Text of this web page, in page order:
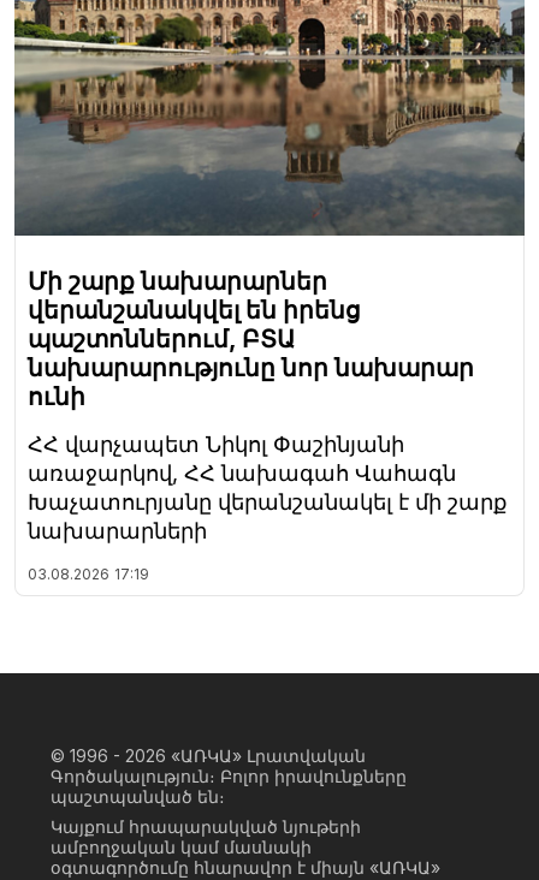
Մի շարք նախարարներ
վերանշանակվել են իրենց
պաշտոններում, ԲՏԱ
նախարարությունը նոր նախարար
ունի
ՀՀ վարչապետ Նիկոլ Փաշինյանի
առաջարկով, ՀՀ նախագահ Վահագն
Խաչատուրյանը վերանշանակել է մի շարք
նախարարների
03.08.2026 17:19
© 1996 - 2026 «ԱՌԿԱ» Լրատվական
Գործակալություն։ Բոլոր իրավունքները
պաշտպանված են։
Կայքում հրապարակված նյութերի
ամբողջական կամ մասնակի
օգտագործումը հնարավոր է միայն «ԱՌԿԱ»